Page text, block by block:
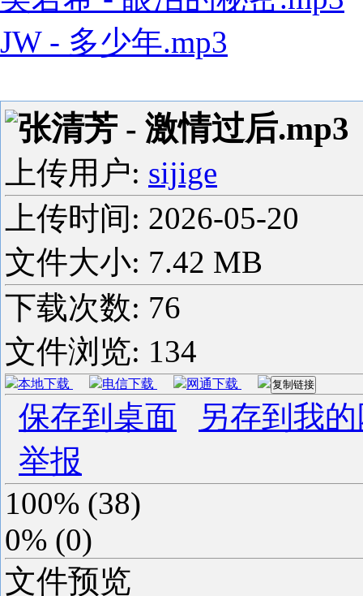
JW - 多少年.mp3
张清芳 - 激情过后.mp3
上传用户: sijige
上传时间: 2026-05-20
文件大小: 7.42 MB
下载次数: 76
文件浏览: 134
本地下载 电信下载 网通下载 复制链接
保存到桌面
另存到我
举报
100% (38)
0% (0)
文件预览